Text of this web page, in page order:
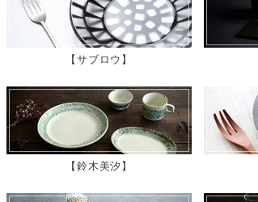
サブロウ
鈴木美汐